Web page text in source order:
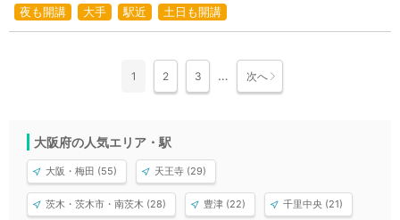
夜も開講
大手 駅近 土日も開講
1 2 3 … 次へ
大阪府の人気エリア・駅
大阪・梅田 (55) 天王寺 (29)
茨木・茨木市・南茨木 (28) 豊津 (22) 千里中央 (21)